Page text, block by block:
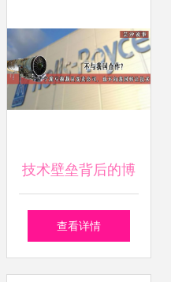
式探索
技术壁垒背后的博
弈 当合作遇冷，企
查看详情